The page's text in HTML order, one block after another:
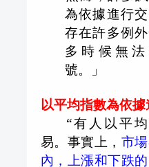
為依據進行
存在許多例
多時候無
號。」
以平均指數為依
“有人以平
易。事實上， 市
內，上漲和下跌